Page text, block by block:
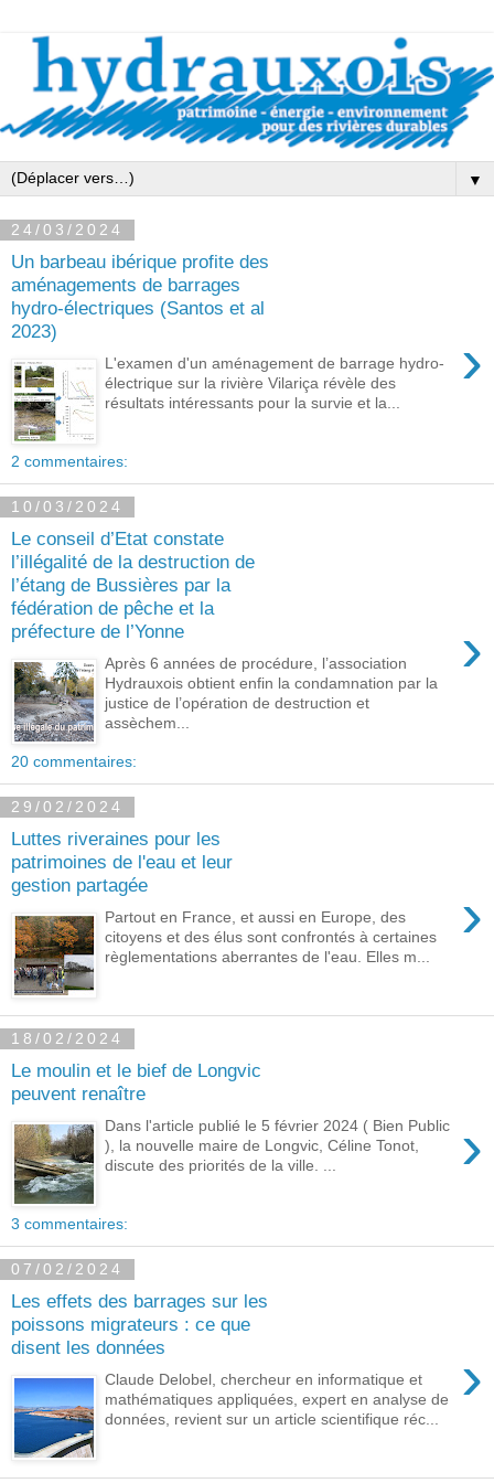
▼
24/03/2024
Un barbeau ibérique profite des
aménagements de barrages
hydro-électriques (Santos et al
2023)
›
L'examen d'un aménagement de barrage hydro-
électrique sur la rivière Vilariça révèle des
résultats intéressants pour la survie et la...
2 commentaires:
10/03/2024
Le conseil d’Etat constate
l’illégalité de la destruction de
l’étang de Bussières par la
fédération de pêche et la
préfecture de l’Yonne
›
Après 6 années de procédure, l’association
Hydrauxois obtient enfin la condamnation par la
justice de l’opération de destruction et
assèchem...
20 commentaires:
29/02/2024
Luttes riveraines pour les
patrimoines de l'eau et leur
gestion partagée
›
Partout en France, et aussi en Europe, des
citoyens et des élus sont confrontés à certaines
règlementations aberrantes de l'eau. Elles m...
18/02/2024
Le moulin et le bief de Longvic
peuvent renaître
›
Dans l'article publié le 5 février 2024 ( Bien Public
), la nouvelle maire de Longvic, Céline Tonot,
discute des priorités de la ville. ...
3 commentaires:
07/02/2024
Les effets des barrages sur les
poissons migrateurs : ce que
disent les données
›
Claude Delobel, chercheur en informatique et
mathématiques appliquées, expert en analyse de
données, revient sur un article scientifique réc...